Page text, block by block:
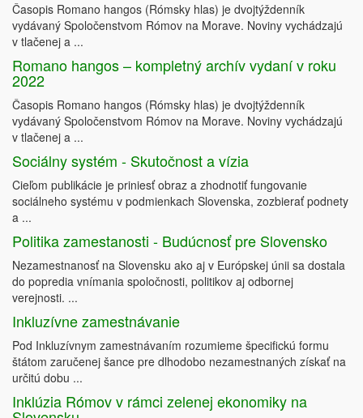
Časopis Romano hangos (Rómsky hlas) je dvojtýždenník
vydávaný Spoločenstvom Rómov na Morave. Noviny vychádzajú
v tlačenej a ...
Romano hangos – kompletný archív vydaní v roku
2022
Časopis Romano hangos (Rómsky hlas) je dvojtýždenník
vydávaný Spoločenstvom Rómov na Morave. Noviny vychádzajú
v tlačenej a ...
Sociálny systém - Skutočnost a vízia
Cieľom publikácie je priniesť obraz a zhodnotiť fungovanie
sociálneho systému v podmienkach Slovenska, zozbierať podnety
a ...
Politika zamestanosti - Budúcnosť pre Slovensko
Nezamestnanosť na Slovensku ako aj v Európskej únii sa dostala
do popredia vnímania spoločnosti, politikov aj odbornej
verejnosti. ...
Inkluzívne zamestnávanie
Pod Inkluzívnym zamestnávaním rozumieme špecifickú formu
štátom zaručenej šance pre dlhodobo nezamestnaných získať na
určitú dobu ...
Inklúzia Rómov v rámci zelenej ekonomiky na